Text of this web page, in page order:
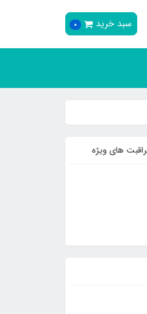
سبد خرید 0
های ویژه